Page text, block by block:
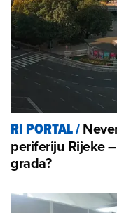
RI PORTAL/
periferiju Rijeke
grada?